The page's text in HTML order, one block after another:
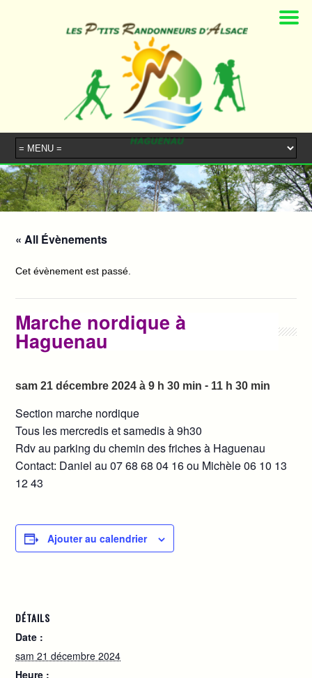
« All Évènements
Cet évènement est passé.
Marche nordique à
Haguenau
sam 21 décembre 2024 à 9 h 30 min - 11 h 30 min
Section marche nordique
Tous les mercredis et samedis à 9h30
Rdv au parking du chemin des friches à Haguenau
Contact: Daniel au07 68 68 04 16 ou Michèle 06 10 13
12 43
Ajouter au calendrier
DÉTAILS
Date :
sam 21 décembre 2024
Heure :